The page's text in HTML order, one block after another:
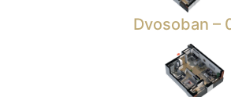
Dvosoban –